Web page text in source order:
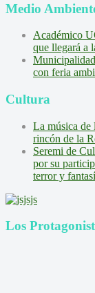
Medio
Académico
que llegará a
con feria
Cultura
La música de
rincón de la
Seremi de
por su
terror y
Los